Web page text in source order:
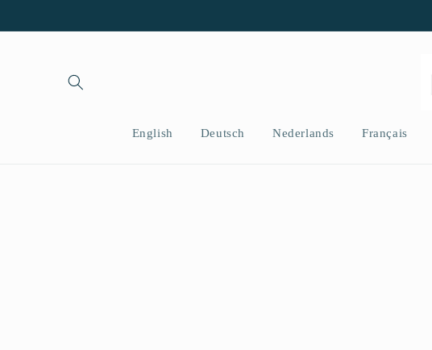
English Deutsch Nederlands Français